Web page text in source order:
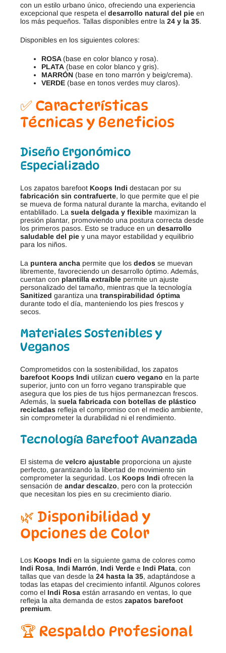
con un estilo urbano único, ofreciendo una experiencia
excepcional que respeta el desarrollo natural del pie en
los más pequeños. Tallas disponibles entre la 24 y la 35.
Disponibles en los siguientes colores:
ROSA(base en color blanco y rosa).
PLATA (base en color blanco y gris).
MARRÓN (base en tono marrón y beig/crema).
VERDE (base en tonos verdes muy claros).
✅ Características
Técnicas y Beneficios
Diseño Ergonómico
Especializado
Los zapatos barefoot Koops Indi destacan por su
fabricación sin contrafuerte, lo que permite que el pie
se mueva de forma natural durante la marcha, evitando el
entablillado. La suela delgada y flexible maximizan la
presión plantar, promoviendo una postura correcta desde
los primeros pasos. Esto se traduce en un desarrollo
saludable del pie y una mayor estabilidad y equilibrio
para los niños.
La puntera ancha permite que los dedos se muevan
libremente, favoreciendo un desarrollo óptimo. Además,
cuentan con plantilla extraíble permite un ajuste
personalizado del tamaño, mientras que la tecnología
Sanitized garantiza una transpirabilidad óptima
durante todo el día, manteniendo los pies frescos y
secos.
Materiales Sostenibles y
Veganos
Comprometidos con la sostenibilidad, los zapatos
barefoot Koops Indi utilizan cuero vegano en la parte
superior, junto con un forro vegano transpirable que
asegura que los pies de tus hijos permanezcan frescos.
Además, la suela fabricada con botellas de plástico
recicladas refleja el compromiso con el medio ambiente,
sin comprometer la durabilidad ni el rendimiento.
Tecnología Barefoot Avanzada
El sistema de velcro ajustable proporciona un ajuste
perfecto, garantizando la libertad de movimiento sin
comprometer la seguridad. Los Koops Indi ofrecen la
sensación de andar descalzo, pero con la protección
que necesitan los pies en su crecimiento diario.
🌿 Disponibilidad y
Opciones de Color
Los Koops Indi en la siguiente gama de colores como
Indi Rosa, Indi Marrón, Indi Verde e Indi Plata, con
tallas que van desde la 24 hasta la 35, adaptándose a
todas las etapas del crecimiento infantil. Algunos colores
como el Indi Rosa están arrasando en ventas, lo que
refleja la alta demanda de estos zapatos barefoot
premium.
🏆 Respaldo Profesional